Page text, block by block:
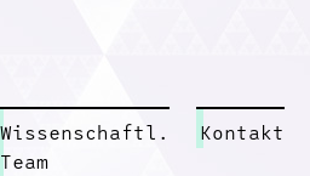
Wissenschaftl.
Team
Kontakt